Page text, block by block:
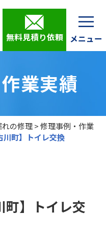
無料見積り依頼
業実績
の修理>修理事例・作業
川町】トイレ交換
町】トイレ交